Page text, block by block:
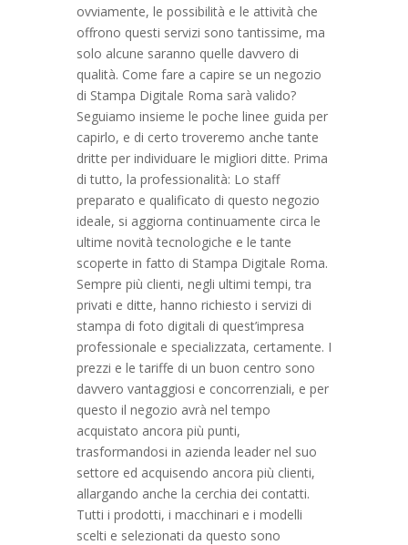
ovviamente, le possibilità e le attività che
offrono questi servizi sono tantissime, ma
solo alcune saranno quelle davvero di
qualità. Come fare a capire se un negozio
di Stampa Digitale Roma sarà valido?
Seguiamo insieme le poche linee guida per
capirlo, e di certo troveremo anche tante
dritte per individuare le migliori ditte. Prima
di tutto, la professionalità: Lo staff
preparato e qualificato di questo negozio
ideale, si aggiorna continuamente circa le
ultime novità tecnologiche e le tante
scoperte in fatto di Stampa Digitale Roma.
Sempre più clienti, negli ultimi tempi, tra
privati e ditte, hanno richiesto i servizi di
stampa di foto digitali di quest’impresa
professionale e specializzata, certamente. I
prezzi e le tariffe di un buon centro sono
davvero vantaggiosi e concorrenziali, e per
questo il negozio avrà nel tempo
acquistato ancora più punti,
trasformandosi in azienda leader nel suo
settore ed acquisendo ancora più clienti,
allargando anche la cerchia dei contatti.
Tutti i prodotti, i macchinari e i modelli
scelti e selezionati da questo sono